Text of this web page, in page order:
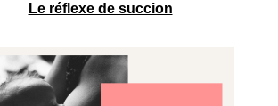
Le réflexe de succion